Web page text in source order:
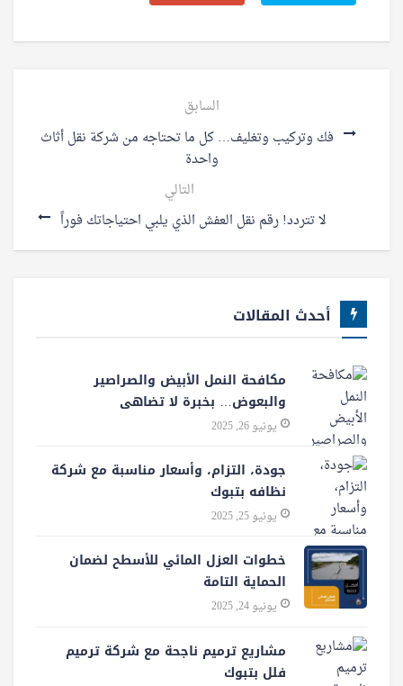
السابق
فك وتركيب وتغليف… كل ما تحتاجه من شركة نقل أثاث
واحدة
التالي
لا تتردد! رقم نقل العفش الذي يلبي احتياجاتك فوراً
أحدث المقالات
مكافحة النمل الأبيض والصراصير
والبعوض… بخبرة لا تضاهى
يونيو 26, 2025
جودة، التزام، وأسعار مناسبة مع شركة
نظافه بتبوك
يونيو 25, 2025
خطوات العزل المائي للأسطح لضمان
الحماية التامة
يونيو 24, 2025
مشاريع ترميم ناجحة مع شركة ترميم
فلل بتبوك